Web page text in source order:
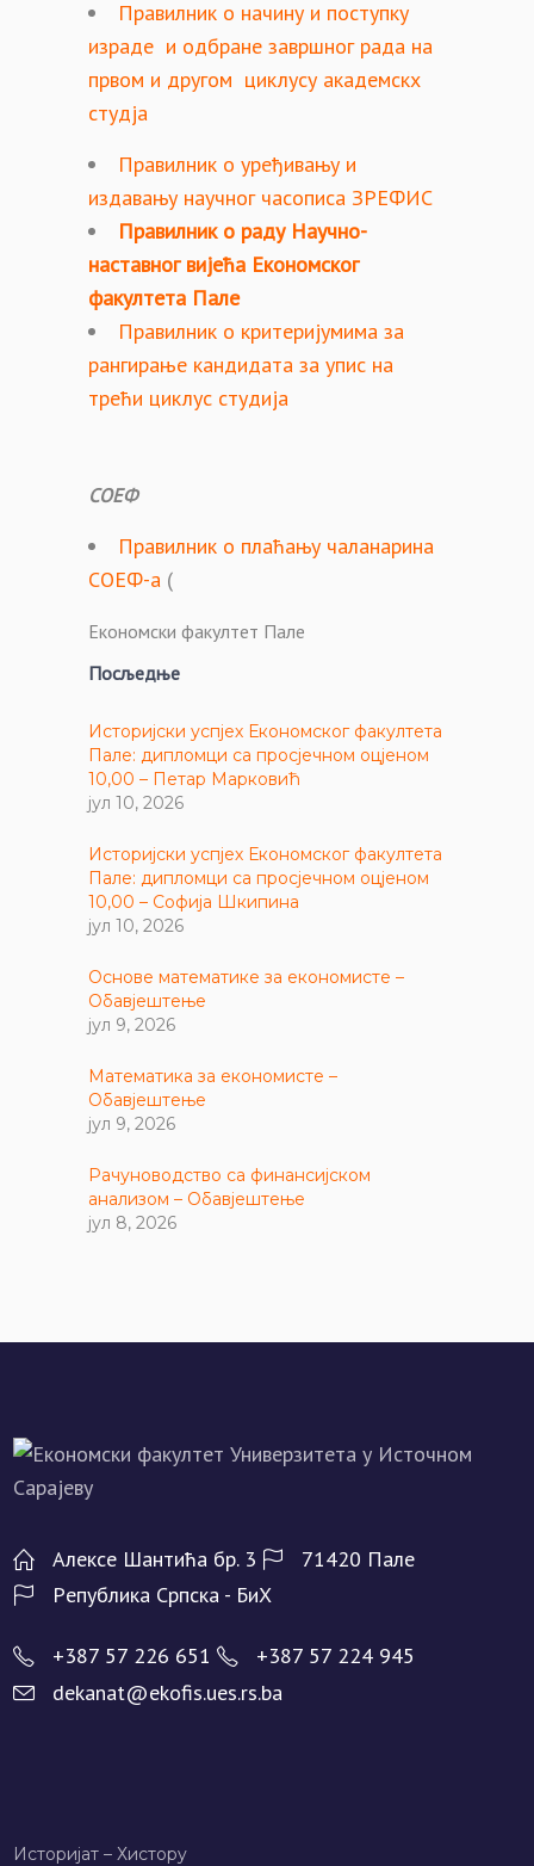
Правилник о начину и поступку
израде и одбране завршног рада на
првом и другом циклусу академскх
студја
Правилник о уређивању и
издавању научног часописа ЗРЕФИС
Правилник о раду Научно-
наставног вијећа Економског
факултета Пале
Правилник о критеријумима за
рангирање кандидата за упис на
трећи циклус студија
СОЕФ
Правилник о плаћању чаланарина
СОЕФ-а (
Економски факултет Пале
Посљедње
Историјски успјех Економског факултета
Пале: дипломци са просјечном оцјеном
10,00 – Петар Марковић
јул 10, 2026
Историјски успјех Економског факултета
Пале: дипломци са просјечном оцјеном
10,00 – Софија Шкипина
јул 10, 2026
Основе математике за економисте –
Обавјештење
јул 9, 2026
Математика за економисте –
Обавјештење
јул 9, 2026
Рачуноводство са финансијском
анализом – Обавјештење
јул 8, 2026
Алeксe Шантића бр. 3
71420 Палe
Рeпублика Српска - БиХ
+387 57 226 651
+387 57 224 945
dekanat@ekofis.ues.rs.ba
Историјат – Хисторy